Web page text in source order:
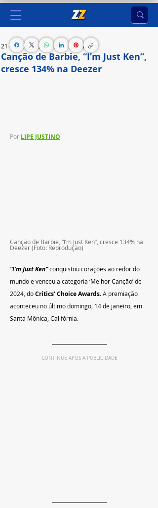
Canção de Barbie, “I’m Just Ken”,
cresce 134% na Deezer
21 de jan. de 2024 1 min de leitura
Por LIPE JUSTINO
Canção de Barbie, “I’m Just Ken”, cresce 134% na
Deezer (Foto: Reprodução)
“I’m Just Ken” conquistou corações ao redor do
mundo e venceu a categoria ‘Melhor Canção’ de
2024, do Critics' Choice Awards. A premiação
aconteceu no último domingo, 14 de janeiro, em
Santa Mônica, Califórnia.
CONTINUE APÓS A PUBLICIDADE